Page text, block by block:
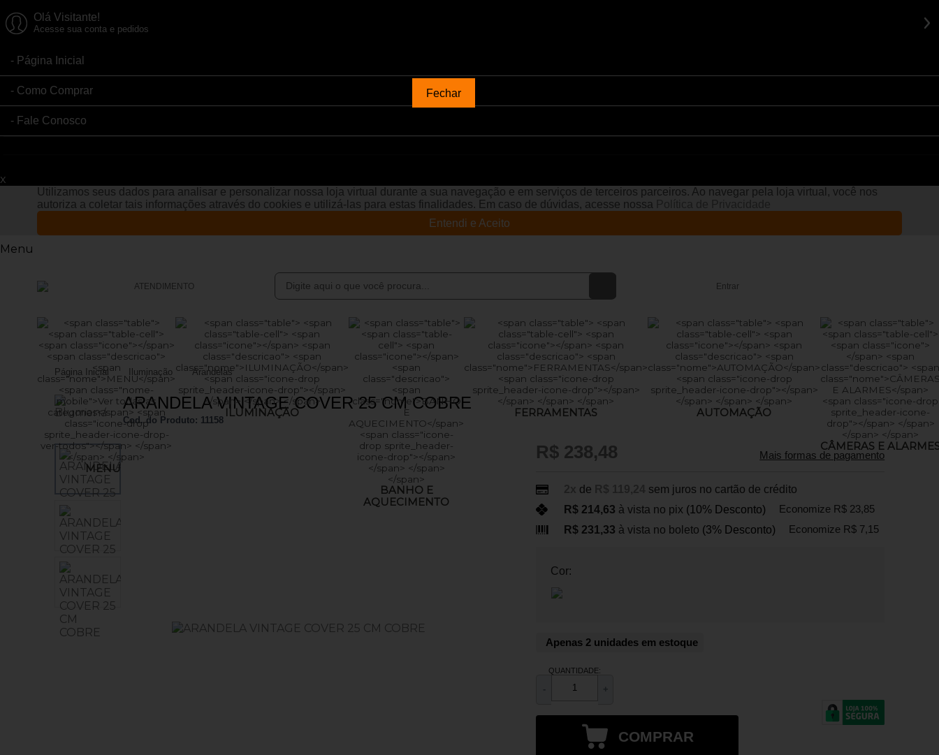
Olá Visitante!
Acesse sua conta e pedidos
Página Inicial
Como Comprar
Fale Conosco
x
Utilizamos seus dados para analisar e personalizar nossa loja virtual durante a sua navegação e em serviços de terceiros parceiros. Ao navegar pela loja virtual, você nos
autoriza a coletar tais informações através do cookies e utilizá-las para estas finalidades. Em caso de dúvidas, acesse nossa
Entendi e Aceito
Menu
ATENDIMENTO
(47) 99761-0152
vendasonline@batsolucoes.com.br
Central de Ajuda
Entrar
MENU
ILUMINAÇÃO
BANHO E
AQUECIMENTO
FERRAMENTAS AUTOMAÇÃO
CÂMERAS E
Página Inicial Iluminação Arandelas
ARANDELA VINTAGE COVER 25 CM COBRE
Cod. do Produto: 11158
R$ 238,48 Mais formas de pagamento
de
sem juros no cartão de crédito
R$ 214,63 à vista no pix (10% Desconto) Economize R$ 23,85
R$ 231,33 à vista no boleto (3% Desconto) Economize R$ 7,15
Cor:
Apenas 2 unidades em estoque
QUANTIDADE:
- +
COMPRAR
Fechar